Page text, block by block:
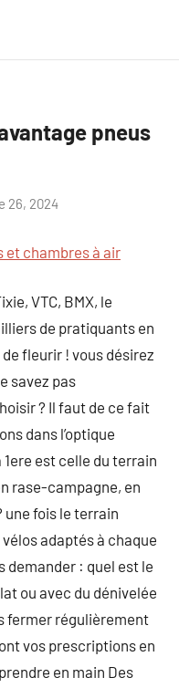
pneus
26, 2024
et chambres à air
VTC, BMX, le
de pratiquants en
fleurir ! vous désirez
savez pas
? Il faut de ce fait
dans l’optique
est celle du terrain
rase-campagne, en
une fois le terrain
adaptés à chaque
demander : quel est le
ou avec du dénivelée
fermer régulièrement
vos prescriptions en
en main Des